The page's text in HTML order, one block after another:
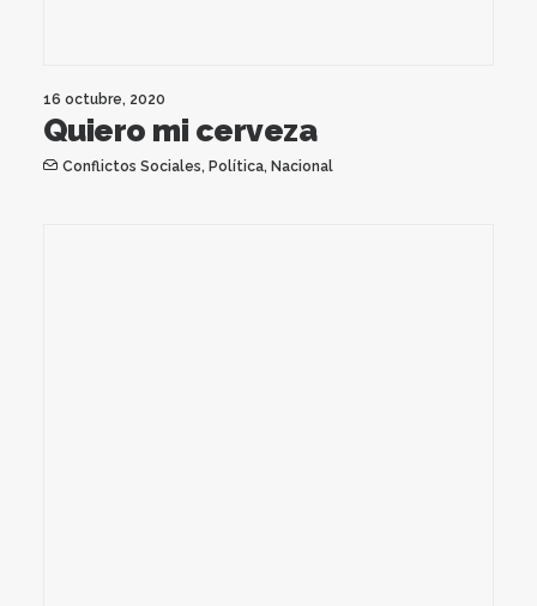
16 octubre, 2020
Quiero mi cerveza
Conflictos Sociales, Política, Nacional